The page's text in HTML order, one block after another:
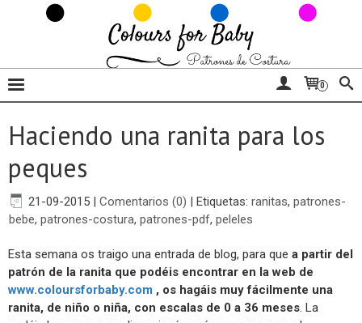
0
Haciendo una ranita para los
peques
21-09-2015 | Comentarios (0) | Etiquetas: ranitas, patrones-
bebe, patrones-costura, patrones-pdf, peleles
Esta semana os traigo una entrada de blog, para que a partir del
patrón de la ranita que podéis encontrar en la web de
www.coloursforbaby.com , os hagáis muy fácilmente una
ranita, de niño o niña, con escalas de 0 a 36 meses. La